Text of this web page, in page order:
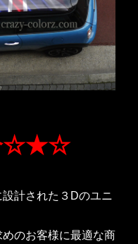
☆★☆
計された３Dのユニ
のお客様に最適な商